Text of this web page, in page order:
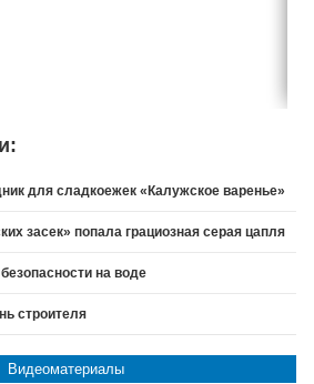
для сладкоежек «Калужское варенье»
засек» попала грациозная серая цапля
на воде
строителя
Видеоматериалы